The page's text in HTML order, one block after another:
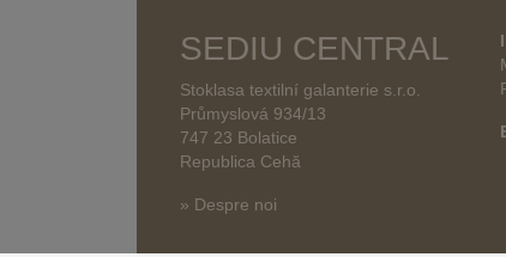
SEDIU CENTRAL
Stoklasa textilní galanterie s.r.o.
Průmyslová 934/13
747 23 Bolatice
Republica Cehă
» Despre noi